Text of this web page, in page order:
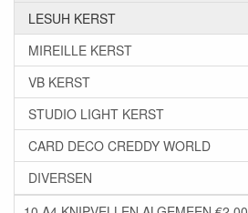
LESUH KERST
MIREILLE KERST
VB KERST
STUDIO LIGHT KERST
CARD DECO CREDDY WORLD
DIVERSEN